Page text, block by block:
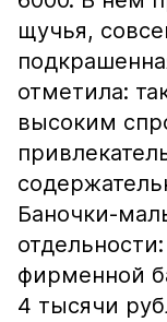
щучья,
отметила:
высоким
Баночки-
фирменной
4 тысячи